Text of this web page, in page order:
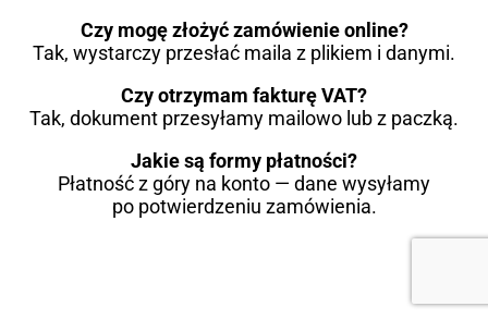
Czy mogę złożyć zamówienie online?
Tak, wystarczy przesłać maila z plikiem i danymi.
Czy otrzymam fakturę VAT?
Tak, dokument przesyłamy mailowo lub z paczką.
Jakie są formy płatności?
Płatność z góry na konto — dane wysyłamy
po potwierdzeniu zamówienia.